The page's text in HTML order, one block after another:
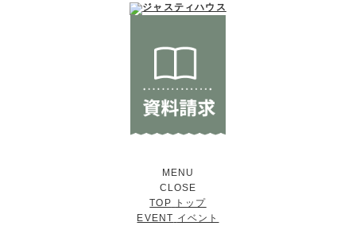
MENU
CLOSE
TOP
トップ
EVENT イベント